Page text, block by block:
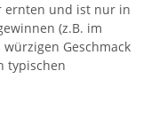
ernten und ist nur in
(z.B. im
Geschmack
typischen